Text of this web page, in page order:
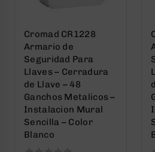
Cromad CR1228
Armario de
Seguridad Para
Llaves – Cerradura
de Llave – 48
Ganchos Metalicos –
Instalacion Mural
Sencilla – Color
Blanco